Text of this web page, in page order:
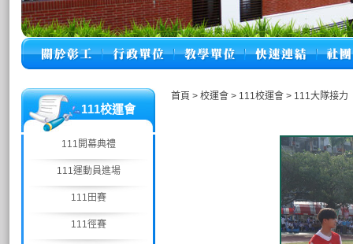
111校運會
111開幕典禮
111運動員進場
111田賽
111徑賽
首頁 > 校運會 > 111校運會 > 111大隊接力